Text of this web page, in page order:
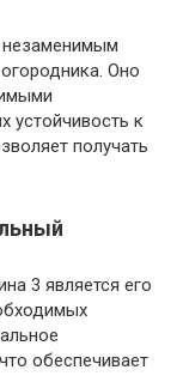
незаменимым
Оно
устойчивость к
получать
3 является его
обеспечивает